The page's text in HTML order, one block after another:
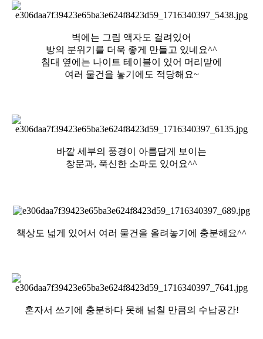
벽에는 그림 액자도 걸려있어
방의 분위기를 더욱 좋게 만들고 있네요^^
침대 옆에는 나이트 테이블이 있어 머리맡에
여러 물건을 놓기에도 적당해요~
바깥 세부의 풍경이 아름답게 보이는
창문과, 푹신한 소파도 있어요^^
책상도 넓게 있어서 여러 물건을 올려놓기에 충분해요^^
혼자서 쓰기에 충분하다 못해 넘칠 만큼의 수납공간!